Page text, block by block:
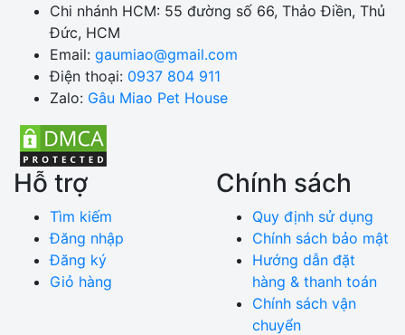
Chi nhánh HCM: 55 đường số 66, Thảo Điền, Thủ
Đức, HCM
Email: gaumiao@gmail.com
Điện thoại: 0937 804 911
Zalo: Gâu Miao Pet House
Hỗ trợ
Tìm kiếm
Đăng nhập
Đăng ký
Giỏ hàng
Chính sách
Quy định sử dụng
Chính sách bảo mật
Hướng dẫn đặt
hàng & thanh toán
Chính sách vận
chuyển